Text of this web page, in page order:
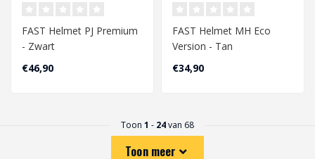
FAST Helmet PJ Premium
- Zwart
Hoofdomtrek CA. 56 - 60
€46,90
FAST Helmet MH Eco
Version - Tan
Hoofdomtrek CA. 58 - 60
€34,90
Toon 1 - 24van 68
Toon meer